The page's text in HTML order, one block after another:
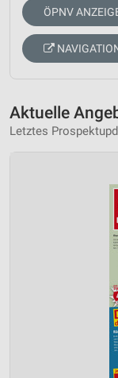
ÖPNV
Aktuelle
Letztes